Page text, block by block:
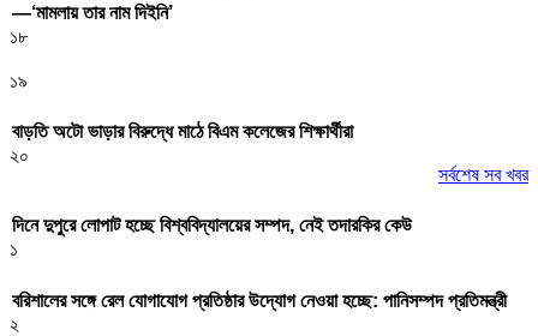
—‘মামলায় তার নাম দিইনি’
১৮
১৯
বাড়তি অটো ভাড়ার বিরুদ্ধে মাঠে বিএম কলেজের শিক্ষার্থীরা
২০
সর্বশেষ সব খবর
দিনে দুপুরে লোপাট হচ্ছে বিশ্ববিদ্যালয়ের সম্পদ, নেই তদারকির কেউ
১
বরিশালের সঙ্গে রেল যোগাযোগ প্রতিষ্ঠার উদ্যোগ নেওয়া হচ্ছে: পানিসম্পদ প্রতিমন্ত্রী
২